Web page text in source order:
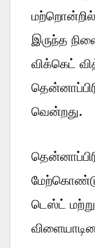
மற்றொன்றில்
இருந்த
விக்கெட்
வென்றது.
டெஸ்ட்